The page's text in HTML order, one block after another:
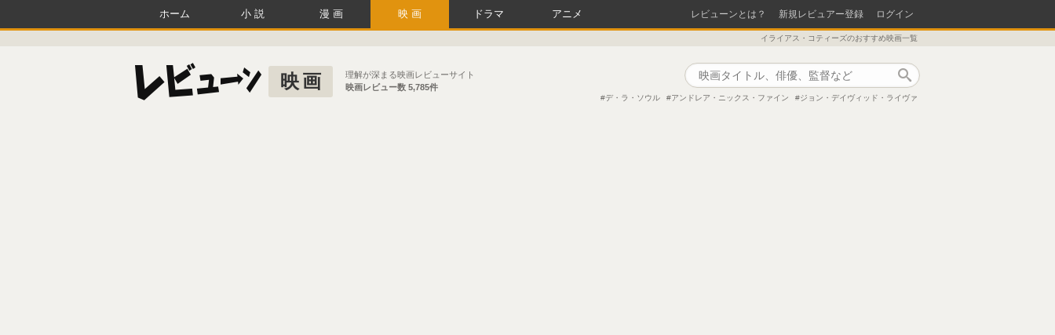
ホーム 小説 漫画 映画 ドラマ アニメ レビューンとは？ 新規レビュアー登録 ログイン
イライアス・コティーズのおすすめ映画一覧
映画
理解が深まる映画レビューサイト
映画レビュー数 5,785件
デ・ラ・ソウル アンドレア・ニックス・ファイン ジョン・デイヴィッド・ライヴァ